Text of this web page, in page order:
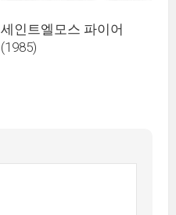
세인트엘모스 파이어
(1985)